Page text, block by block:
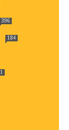
396
184
1